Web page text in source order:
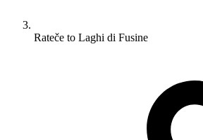
Rateče to Laghi di Fusine